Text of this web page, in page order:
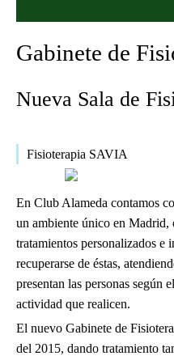
manos. Fisioterapia
osteopatía.
Gabinete de
Nueva Sala de
Fisioterapia SAVIA
En Club Alameda contamos
un ambiente único en Madrid,
tratamientos personalizados e
recuperarse de éstas,
presentan las personas según
actividad que realicen.
El nuevo Gabinete de
del 2015, dando tratamiento